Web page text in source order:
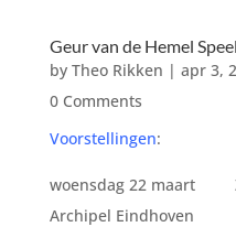
Geur van de Hemel
by Theo Rikken | apr 3,
0 Comments
Voorstellingen:
woensdag 22 maart
Archipel Eindhoven